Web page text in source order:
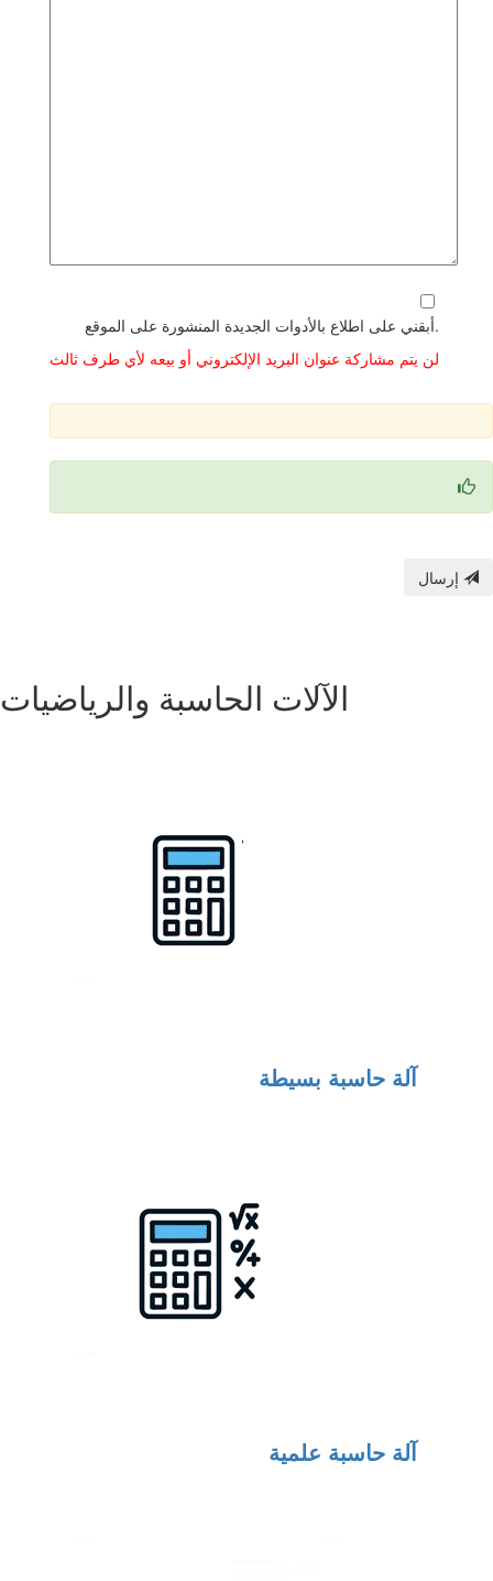
أبقني على اطلاع بالأدوات الجديدة المنشورة على الموقع.
لن يتم مشاركة عنوان البريد الإلكتروني أو بيعه لأي طرف ثالث
الآلات الحاسبة والرياضيات
آلة حاسبة بسيطة
آلة حاسبة علمية